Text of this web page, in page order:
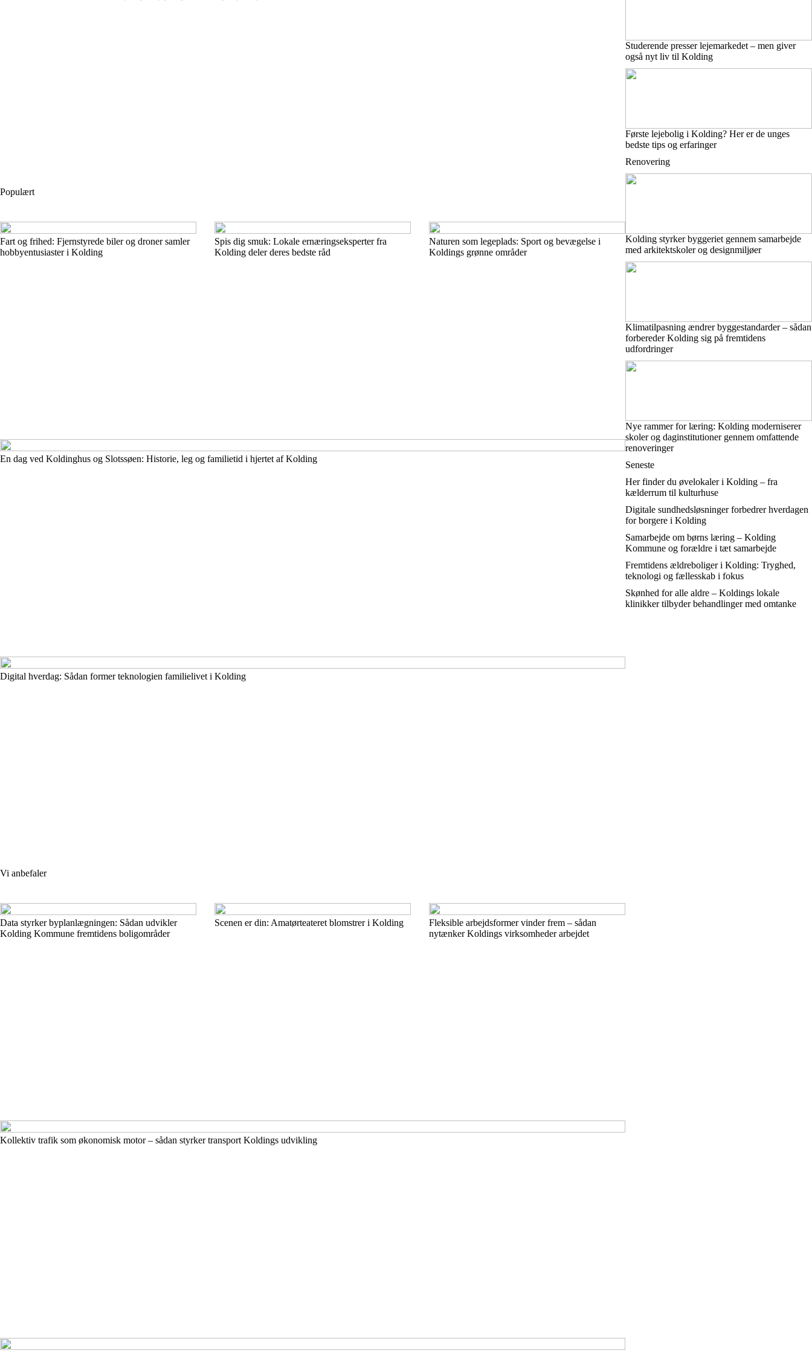
Populært
Fart og frihed: Fjernstyrede biler og droner samler
hobbyentusiaster i Kolding
Spis dig smuk: Lokale ernæringseksperter fra
Kolding deler deres bedste råd
Naturen som legeplads: Sport og bevægelse i
Koldings grønne områder
En dag ved Koldinghus og Slotssøen: Historie, leg og familietid i hjertet af Kolding
Digital hverdag: Sådan former teknologien familielivet i Kolding
Vi anbefaler
Data styrker byplanlægningen: Sådan udvikler
Kolding Kommune fremtidens boligområder
Scenen er din: Amatørteateret blomstrer i Kolding
Fleksible arbejdsformer vinder frem – sådan
nytænker Koldings virksomheder arbejdet
Kollektiv trafik som økonomisk motor – sådan styrker transport Koldings udvikling
Studerende presser lejemarkedet – men giver
også nyt liv til Kolding
Første lejebolig i Kolding? Her er de unges
bedste tips og erfaringer
Renovering
Kolding styrker byggeriet gennem samarbejde
med arkitektskoler og designmiljøer
Klimatilpasning ændrer byggestandarder – sådan
forbereder Kolding sig på fremtidens
udfordringer
Nye rammer for læring: Kolding moderniserer
skoler og daginstitutioner gennem omfattende
renoveringer
Seneste
Her finder du øvelokaler i Kolding – fra
kælderrum til kulturhuse
Digitale sundhedsløsninger forbedrer hverdagen
for borgere i Kolding
Samarbejde om børns læring – Kolding
Kommune og forældre i tæt samarbejde
Fremtidens ældreboliger i Kolding: Tryghed,
teknologi og fællesskab i fokus
Skønhed for alle aldre – Koldings lokale
klinikker tilbyder behandlinger med omtanke